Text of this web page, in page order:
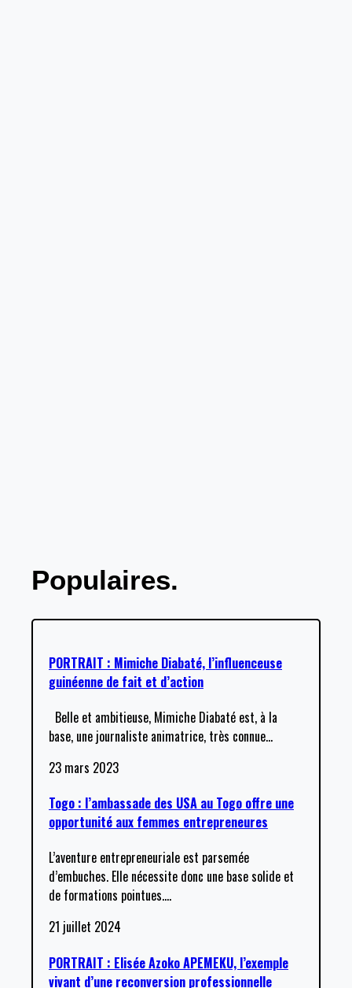
Populaires.
PORTRAIT : Mimiche Diabaté, l’influenceuse
guinéenne de fait et d’action
Belle et ambitieuse, Mimiche Diabaté est, à la
base, une journaliste animatrice, très connue…
23 mars 2023
Togo : l’ambassade des USA au Togo offre une
opportunité aux femmes entrepreneures
L’aventure entrepreneuriale est parsemée
d’embuches. Elle nécessite donc une base solide et
de formations pointues.…
21 juillet 2024
PORTRAIT : Elisée Azoko APEMEKU, l’exemple
vivant d’une reconversion professionnelle